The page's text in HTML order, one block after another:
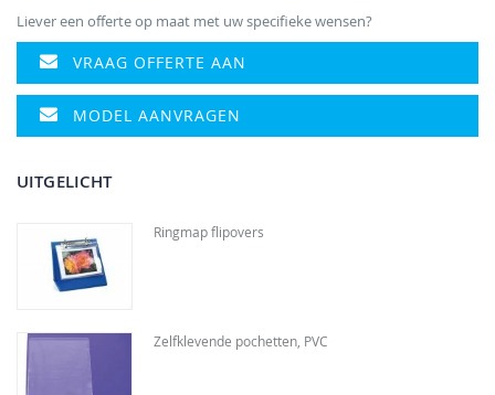
Liever een offerte op maat met uw specifieke wensen?
VRAAG OFFERTE AAN
MODEL AANVRAGEN
UITGELICHT
Ringmap flipovers
Zelfklevende pochetten, PVC